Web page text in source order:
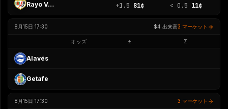
Rayo Vallecano +1.5 81¢ < 0.5 11¢
8月15日 17:30 $4 出来高3 マーケット
オッズ ± Σ
Alavés
Getafe
8月15日 17:30 3 マーケット